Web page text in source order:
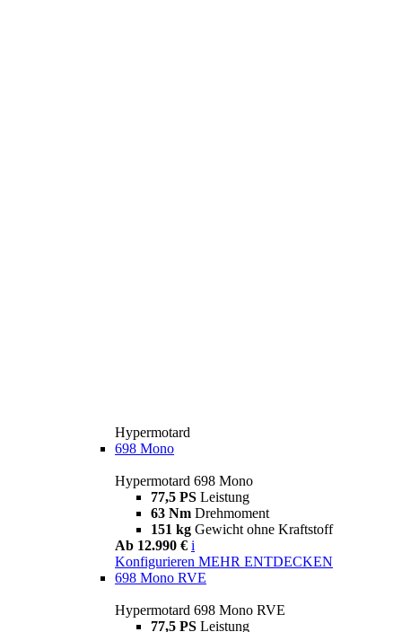
Hypermotard
698 Mono
Hypermotard 698 Mono
77,5 PS Leistung
63 Nm Drehmoment
151 kg Gewicht ohne Kraftstoff
Ab 12.990 € i
Konfigurieren MEHR ENTDECKEN
698 Mono RVE
Hypermotard 698 Mono RVE
77,5 PS Leistung